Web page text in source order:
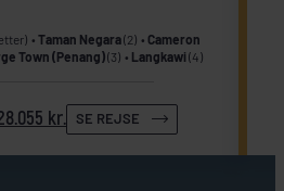
Taman Negara(2)
Cameron
Town (Penang)(3) Langkawi (4)
kr. SE REJSE